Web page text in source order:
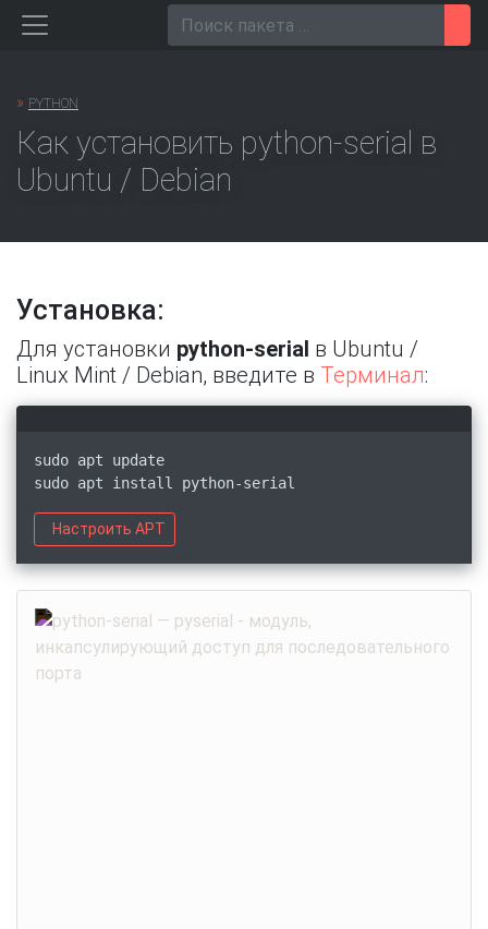
Перейти
» PYTHON
Как установить python-serial в
Ubuntu / Debian
Установка:
Для установки python-serial в Ubuntu /
Linux Mint / Debian, введите в Терминал:
sudo apt update
sudo apt install python-serial
Настроить APT